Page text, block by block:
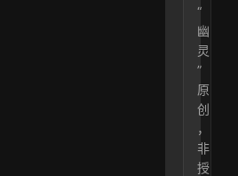
“
幽
灵
”
原
创
，
非
授